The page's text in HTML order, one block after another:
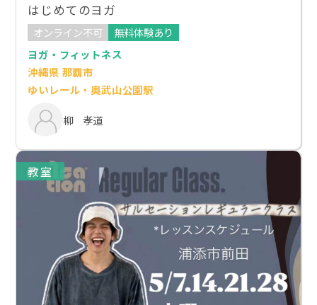
はじめてのヨガ
オンライン不可
無料体験あり
ヨガ・フィットネス
沖縄県 那覇市
ゆいレール・奥武山公園駅
柳 孝道
教室